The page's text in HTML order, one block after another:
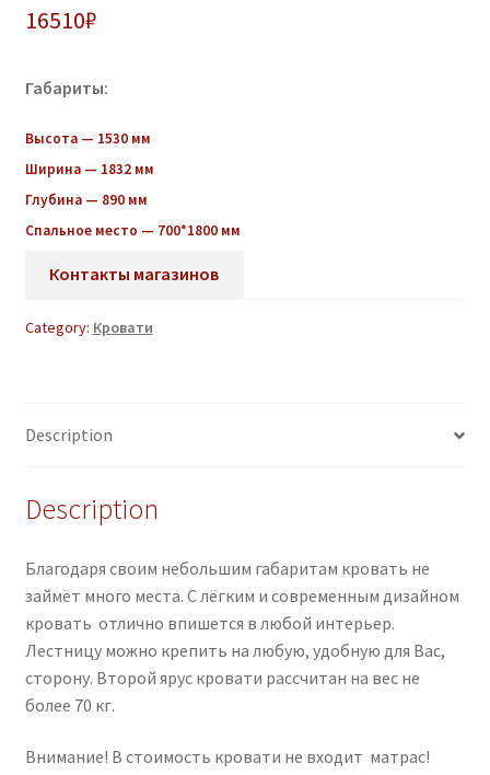
16510₽
Габариты:
Высота — 1530 мм
Ширина — 1832 мм
Глубина — 890 мм
Спальное место — 700*1800 мм
Контакты магазинов
Category: Кровати
Description
Description
Благодаря своим небольшим габаритам кровать не
займёт много места. С лёгким и современным дизайном
кровать отлично впишется в любой интерьер.
Лестницу можно крепить на любую, удобную для Вас,
сторону. Второй ярус кровати рассчитан на вес не
более 70 кг.
Внимание! В стоимость кровати не входит матрас!